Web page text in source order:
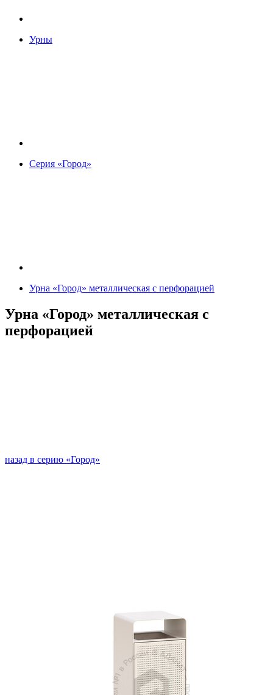
Урны
Серия «Город»
Урна «Город» металлическая с перфорацией
Урна «Город» металлическая с
перфорацией
назад в серию «Город»